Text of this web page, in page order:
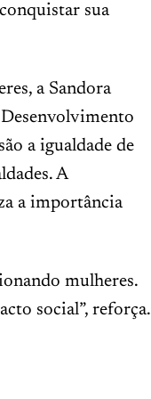
sua
a Sandora
a igualdade de
A
a importância
mulheres.
social”, reforça.